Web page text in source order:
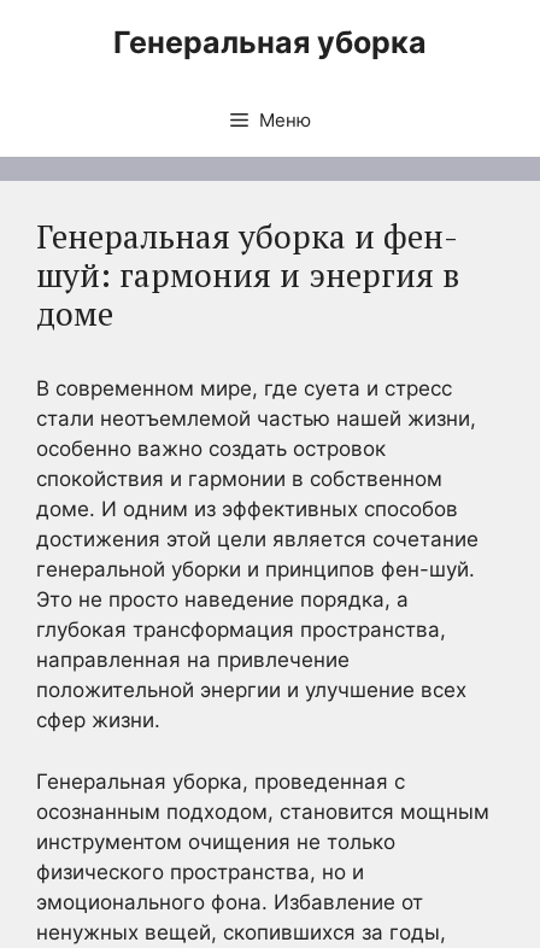
Генеральная уборка
Меню
Генеральная уборка и фен-
шуй: гармония и энергия в
доме
В современном мире, где суета и стресс
стали неотъемлемой частью нашей жизни,
особенно важно создать островок
спокойствия и гармонии в собственном
доме. И одним из эффективных способов
достижения этой цели является сочетание
генеральной уборки и принципов фен-шуй.
Это не просто наведение порядка, а
глубокая трансформация пространства,
направленная на привлечение
положительной энергии и улучшение всех
сфер жизни.
Генеральная уборка, проведенная с
осознанным подходом, становится мощным
инструментом очищения не только
физического пространства, но и
эмоционального фона. Избавление от
ненужных вещей, скопившихся за годы,